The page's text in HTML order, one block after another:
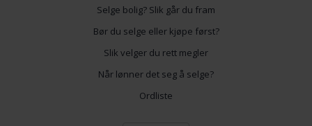
Selge bolig? Slik går du fram
Bør du selge eller kjøpe først?
Slik velger du rett megler
Når lønner det seg å selge?
Ordliste